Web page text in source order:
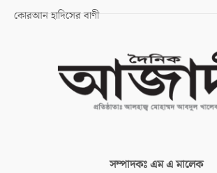
কোরআন হাদিসের বাণী
সম্পাদকঃএম এ মালেক